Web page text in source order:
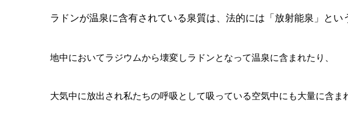
ラドンが温泉に含有されている泉質は、法的には「放射能泉」とい
地中においてラジウムから壊変しラドンとなって温泉に含まれたり、
大気中に放出され私たちの呼吸として吸っている空気中にも大量に含ま